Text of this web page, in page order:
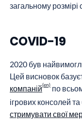
загальному розмірі
COVID-19
2020 був
Цей висновок
компаній
по
ігрових консолей
стримувати свої